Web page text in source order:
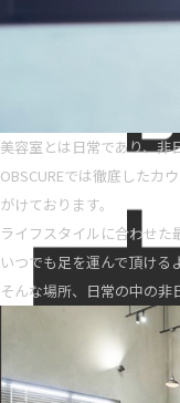
美容室とは日常であり、非
OBSCUREでは徹底したカ
がけております。
ライフスタイルに合わせた
いつでも足を運んで頂ける
そんな場所、日常の中の非